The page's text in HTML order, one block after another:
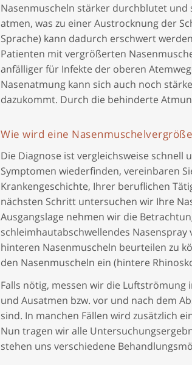
Nasenmuscheln stärker durchblutet
atmen, was zu einer Austrocknung der
Sprache) kann dadurch erschwert
Patienten mit vergrößerten
anfälliger für Infekte der oberen
Nasenatmung kann sich auch noch
dazukommt. Durch die behinderte
Wie wird eine
Die Diagnose ist vergleichsweise schnell
Symptomen wiederfinden, vereinbaren
Krankengeschichte, Ihrer beruflichen
nächsten Schritt untersuchen wir Ihre
Ausgangslage nehmen wir die
schleimhautabschwellendes
hinteren Nasenmuscheln beurteilen zu
den Nasenmuscheln ein (hintere
Falls nötig, messen wir die Luftströmung
und Ausatmen bzw. vor und nach dem
sind. In manchen Fällen wird zusätzlich
Nun tragen wir alle
stehen uns verschiedene